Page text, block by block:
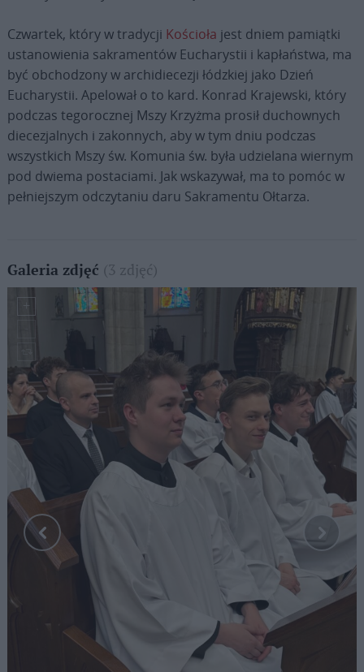
Czwartek, który w tradycji Kościoła jest dniem pamiątki
ustanowienia sakramentów Eucharystii i kapłaństwa, ma
być obchodzony w archidiecezji łódzkiej jako Dzień
Eucharystii. Apelował o to kard. Konrad Krajewski, który
podczas tegorocznej Mszy Krzyżma prosił duchownych
diecezjalnych i zakonnych, aby w tym dniu podczas
wszystkich Mszy św. Komunia św. była udzielana wiernym
pod dwiema postaciami. Jak wskazywał, ma to pomóc w
pełniejszym odczytaniu daru Sakramentu Ołtarza.
Galeria zdjęć (3 zdjęć)